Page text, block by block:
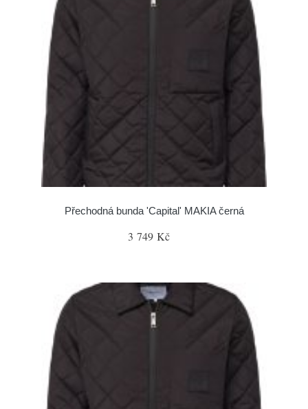
Přechodná bunda 'Capital' MAKIA černá
3 749 Kč